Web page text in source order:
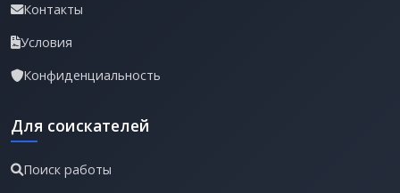
Контакты
Условия
Конфиденциальность
Для соискателей
Поиск работы